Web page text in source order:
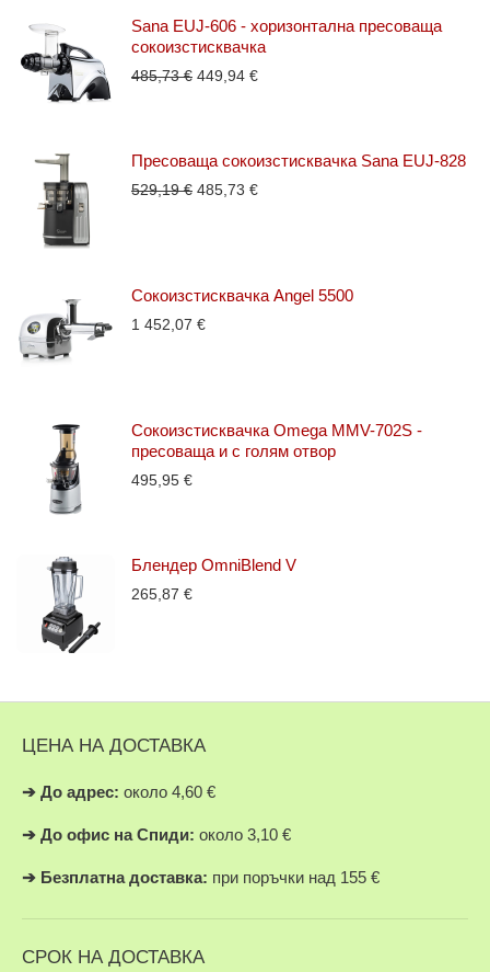
Sana EUJ-606 - хоризонтална пресоваща
сокоизстисквачка
485,73€ Original
449,94 €Текущата
Пресоваща сокоизстисквачка Sana EUJ-828
529,19€ Original
485,73 €Текущата
Сокоизстисквачка Angel 5500
1 452,07 €
Сокоизстисквачка Omega MMV-702S -
пресоваща и с голям отвор
495,95 €
Блендер OmniBlend V
265,87 €
ЦЕНА НА ДОСТАВКА
➔ До адрес: около 4,60 €
➔ До офис на Спиди: около 3,10 €
➔ Безплатна доставка: при поръчки над 155 €
СРОК НА ДОСТАВКА